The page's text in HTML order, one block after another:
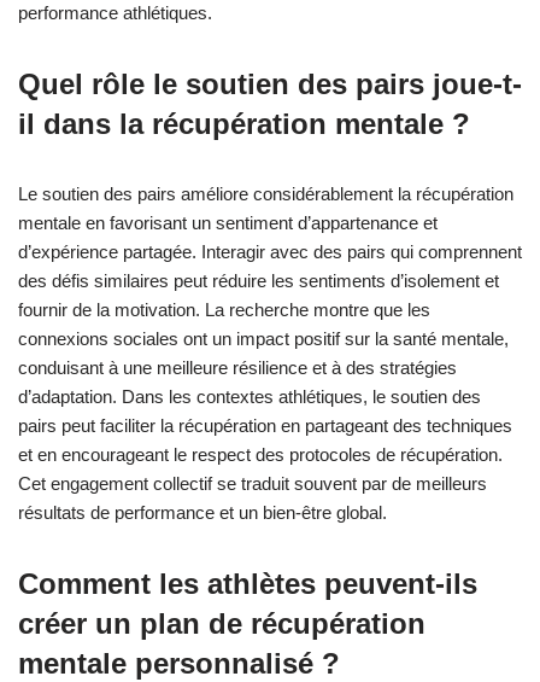
performance athlétiques.
Quel rôle le soutien des pairs joue-t-
il dans la récupération mentale ?
Le soutien des pairs améliore considérablement la récupération
mentale en favorisant un sentiment d’appartenance et
d’expérience partagée. Interagir avec des pairs qui comprennent
des défis similaires peut réduire les sentiments d’isolement et
fournir de la motivation. La recherche montre que les
connexions sociales ont un impact positif sur la santé mentale,
conduisant à une meilleure résilience et à des stratégies
d’adaptation. Dans les contextes athlétiques, le soutien des
pairs peut faciliter la récupération en partageant des techniques
et en encourageant le respect des protocoles de récupération.
Cet engagement collectif se traduit souvent par de meilleurs
résultats de performance et un bien-être global.
Comment les athlètes peuvent-ils
créer un plan de récupération
mentale personnalisé ?